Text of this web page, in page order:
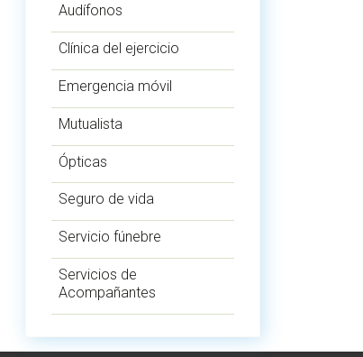
Audífonos
Clínica del ejercicio
Emergencia móvil
Mutualista
Ópticas
Seguro de vida
Servicio fúnebre
Servicios de
Acompañantes